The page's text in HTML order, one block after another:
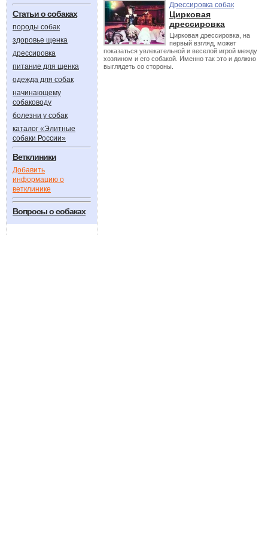
Статьи о собаках
породы собак
здоровье щенка
дрессировка
питание для щенка
одежда для собак
начинающему
собаководу
болезни у собак
каталог «Элитные
собаки России»
Ветклиники
Добавить
информацию о
ветклинике
Вопросы о собаках
Дрессировка собак
Цирковая
дрессировка
Цирковая дрессировка, на
первый взгляд, может
показаться увлекательной и веселой игрой между
хозяином и его собакой. Именно так это и должно
выглядеть со стороны.